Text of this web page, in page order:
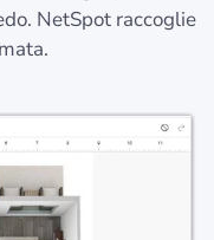
NetSpot raccoglie